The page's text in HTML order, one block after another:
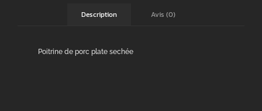
Description Avis (0)
Poitrine de porc plate sechée